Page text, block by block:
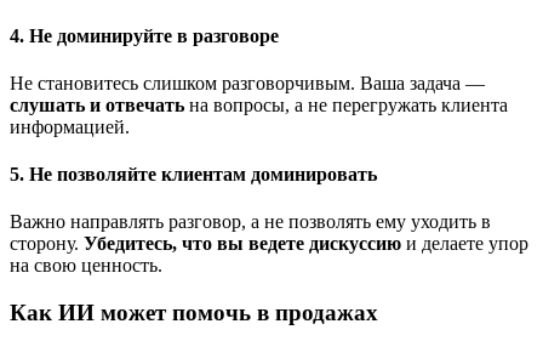
4. Не доминируйте в разговоре
Не становитесь слишком разговорчивым. Ваша задача —
слушать и отвечать на вопросы, а не перегружать клиента
информацией.
5. Не позволяйте клиентам доминировать
Важно направлять разговор, а не позволять ему уходить в
сторону. Убедитесь, что вы ведете дискуссию и делаете упор
на свою ценность.
Как ИИ может помочь в продажах